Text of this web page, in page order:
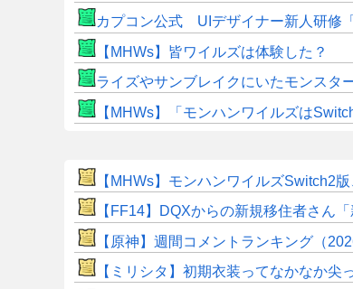
カプコン公式 UIデザイナー新人研修
【MHWs】皆ワイルズは体験した？
ライズやサンブレイクにいたモンスタ
【MHWs】「モンハンワイルズは
【MHWs】モンハンワイルズSwitch2
【FF14】DQXからの新規移住者さん
【原神】週間コメントランキング（
【ミリシタ】初期衣装ってなかなか尖